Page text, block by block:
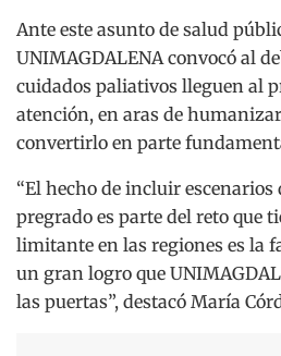
Ante este asunto de salud
UNIMAGDALENA convocó al
cuidados paliativos lleguen al
atención, en aras de
convertirlo en parte
“El hecho de incluir
pregrado es parte del reto que
limitante en las regiones es la
un gran logro que
las puertas”, destacó María